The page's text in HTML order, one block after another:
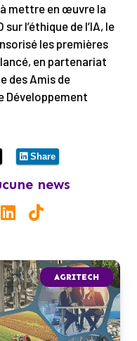
mettre en œuvre la
l’éthique de l’IA, le
les premières
lancé, en partenariat
des Amis de
Développement
Share
news
AGRITECH